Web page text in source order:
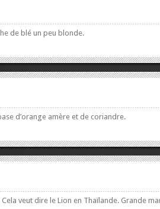
de blé un peu blonde.
d’orange amère et de coriandre.
veut dire le Lion en Thaïlande. Grande